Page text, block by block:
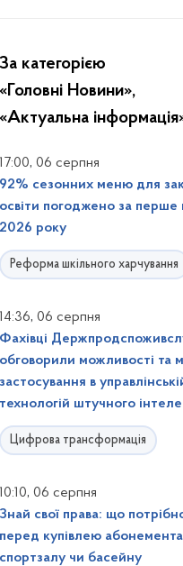
За категорією
«Головні Новини»,
«Актуальна
17:00, 06 серпня
92% сезонних меню для
освіти погоджено за перше
2026 року
Реформа шкільного харчування
14:36, 06 серпня
Фахівці
обговорили можливості та
застосування в
технологій штучного
Цифрова трансформація
10:10, 06 серпня
Знай свої права: що
перед купівлею
спортзалу чи басейну